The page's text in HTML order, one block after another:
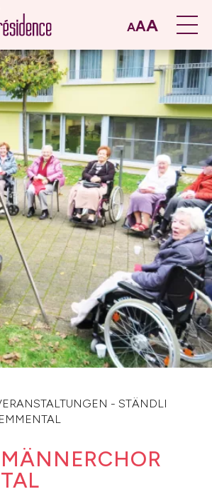
AAA
- STÄNDLI